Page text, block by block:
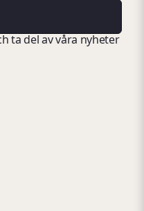
ta del av våra nyheter